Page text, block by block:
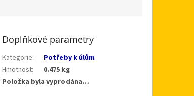
Doplňkové parametry
Kategorie:
Potřeby k úlům
Hmotnost:
0.475 kg
Položka byla vyprodána…